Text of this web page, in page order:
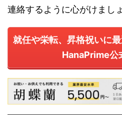
連絡するように心がけましょ
就任や栄転、昇格祝いに
HanaPrime公